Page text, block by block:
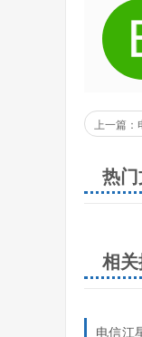
热
相
电信江